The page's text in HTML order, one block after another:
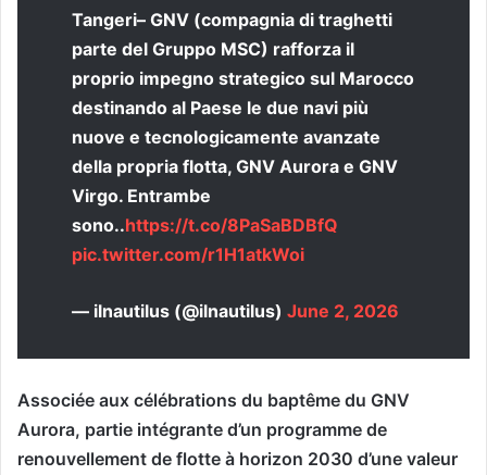
Tangeri– GNV (compagnia di traghetti
parte del Gruppo MSC) rafforza il
proprio impegno strategico sul Marocco
destinando al Paese le due navi più
nuove e tecnologicamente avanzate
della propria flotta, GNV Aurora e GNV
Virgo. Entrambe
sono..https://t.co/8PaSaBDBfQ
pic.twitter.com/r1H1atkWoi
— ilnautilus (@ilnautilus) June 2, 2026
Associée aux célébrations du baptême du GNV
Aurora, partie intégrante d’un programme de
renouvellement de flotte à horizon 2030 d’une valeur